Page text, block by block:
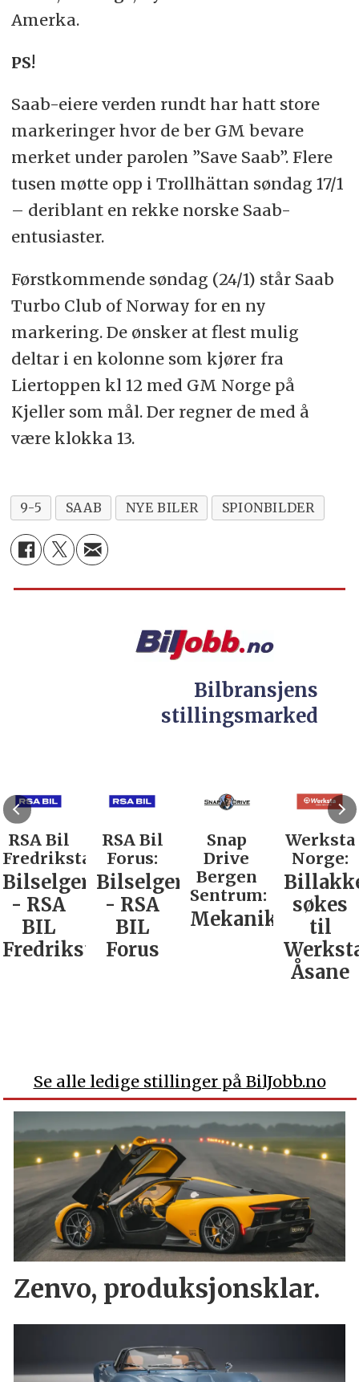
Amerka.
PS!
Saab-eiere verden rundt har hatt store
markeringer hvor de ber GM bevare
merket under parolen ”Save Saab”. Flere
tusen møtte opp i Trollhättan søndag 17/1
– deriblant en rekke norske Saab-
entusiaster.
Førstkommende søndag (24/1) står Saab
Turbo Club of Norway for en ny
markering. De ønsker at flest mulig
deltar i en kolonne som kjører fra
Liertoppen kl 12 med GM Norge på
Kjeller som mål. Der regner de med å
være klokka 13.
9-5 SAAB NYE BILER SPIONBILDER
Bilbransjens
stillingsmarked
RSA Bil
Fredrikstad:
Bilselger
- RSA
BIL
Fredrikstad
RSA Bil
Forus:
Bilselger
- RSA
BIL
Forus
Snap
Drive
Bergen
Sentrum:
Mekaniker
Werksta
Norge:
søkes
til
Åsane
Se alle ledige stillinger på BilJobb.no
Zenvo, produksjonsklar.